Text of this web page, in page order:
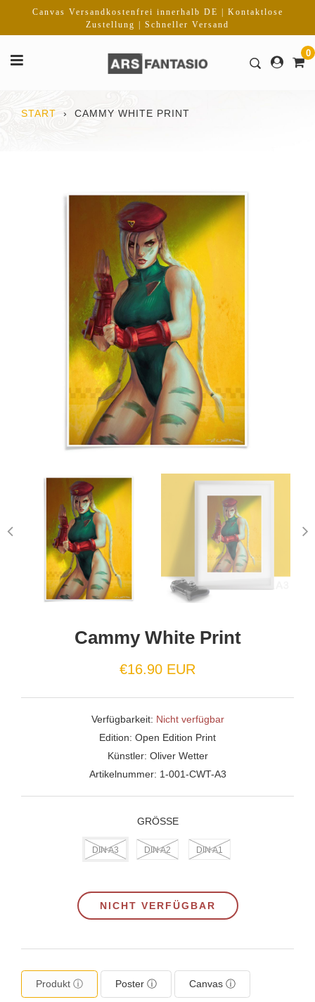
Inhalt
Canvas Versandkostenfrei innerhalb DE | Kontaktlose
Zustellung | Schneller Versand
0
START › CAMMY WHITE PRINT
Cammy White Print
€16.90 EUR
Verfügbarkeit: Nicht verfügbar
Edition: Open Edition Print
Künstler: Oliver Wetter
Artikelnummer: 1-001-CWT-A3
GRÖSSE
DIN A3 DIN A2 DIN A1
NICHT VERFÜGBAR
Produkt ⓘ Poster ⓘ Canvas ⓘ